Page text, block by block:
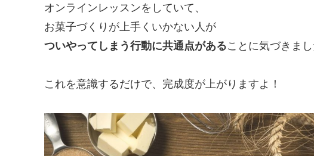
オンラインレッスンをしていて、
お菓子づくりが上手くいかない人が
ついやってしまう行動に共通点があることに気づきまし
これを意識するだけで、完成度が上がりますよ！